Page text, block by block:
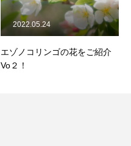
エゾノコリンゴの花をご紹介
Vo２！
2022.05.24